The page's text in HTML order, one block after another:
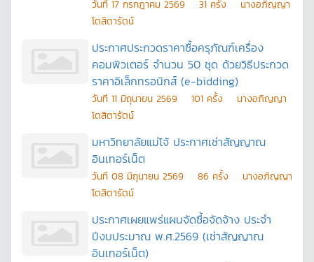
วันที 17 กรกฎาคม 2569 31 ครั้ง
นางอภิญญา
โตสิตารัตน์
ประกาศประกวดราคาซื้อครุภัณฑ์เครื่อง
คอมพิวเตอร์ จำนวน 50 ชุด ด้วยวิธีประกวด
ราคาอิเล็กทรอนิกส์ (e-bidding)
วันที 11 มิถุนายน 2569 101 ครั้ง
นางอภิญญา
โตสิตารัตน์
มหาวิทยาลัยแม่โจ้ ประกาศเช่าสัญญาณ
อินเทอร์เน็ต
วันที 08 มิถุนายน 2569 86 ครั้ง
นางอภิญญา
โตสิตารัตน์
ประกาศเผยแพร่แผนจัดซื้อจัดจ้าง ประจำ
ปีงบประมาณ พ.ศ.2569 (เช่าสัญญาณ
อินเทอร์เน็ต)